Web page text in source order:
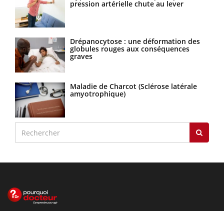
pression artérielle chute au lever
Drépanocytose : une déformation des
globules rouges aux conséquences
graves
Maladie de Charcot (Sclérose latérale
amyotrophique)